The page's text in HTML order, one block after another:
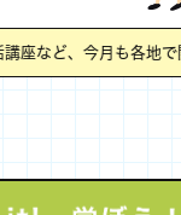
今月も各地で開催